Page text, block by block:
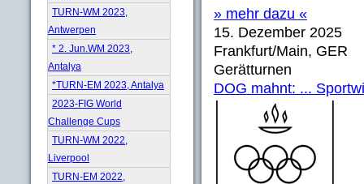
TURN-WM 2023,
Antwerpen
* 2. Jun.WM 2023,
Antalya
*TURN-EM 2023, Antalya
2023-FIG World
Challenge Cups
TURN-WM 2022,
Liverpool
TURN-EM 2022,
» mehr dazu «
15. Dezember 2025
Frankfurt/Main, GER
Gerätturnen
DOG mahnt: ...